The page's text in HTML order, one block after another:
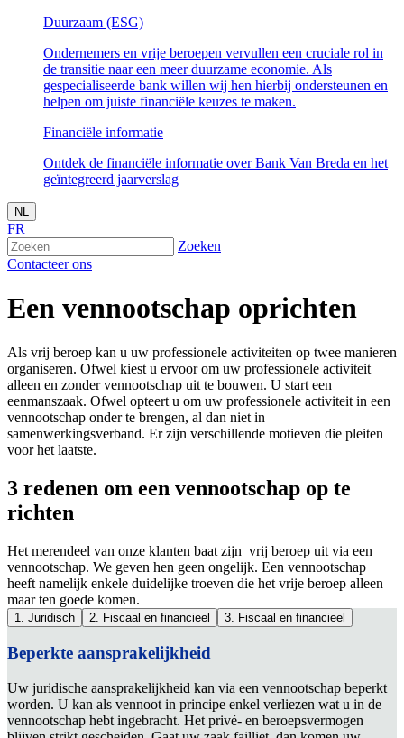
Duurzaam (ESG)
Ondernemers en vrije beroepen vervullen een cruciale rol in
de transitie naar een meer duurzame economie. Als
gespecialiseerde bank willen wij hen hierbij ondersteunen en
helpen om juiste financiële keuzes te maken.
Financiële informatie
Ontdek de financiële informatie over Bank Van Breda en het
geïntegreerd jaarverslag
NL
FR
Zoeken
Contacteer ons
Een vennootschap oprichten
Als vrij beroep kan u uw professionele activiteiten op twee manieren
organiseren. Ofwel kiest u ervoor om uw professionele activiteit
alleen en zonder vennootschap uit te bouwen. U start een
eenmanszaak. Ofwel opteert u om uw professionele activiteit in een
vennootschap onder te brengen, al dan niet in
samenwerkingsverband. Er zijn verschillende motieven die pleiten
voor het laatste.
3 redenen om een vennootschap op te
richten
Het merendeel van onze klanten baat zijn vrij beroep uit via een
vennootschap. We geven hen geen ongelijk. Een vennootschap
heeft namelijk enkele duidelijke troeven die het vrije beroep alleen
maar ten goede komen.
1. Juridisch 2. Fiscaal en financieel 3. Fiscaal en financieel
Beperkte aansprakelijkheid
Uw juridische aansprakelijkheid kan via een vennootschap beperkt
worden. U kan als vennoot in principe enkel verliezen wat u in de
vennootschap hebt ingebracht. Het privé- en beroepsvermogen